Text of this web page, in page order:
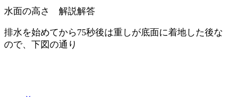
水面の高さ 解説解答
排水を始めてから75秒後は重しが底面に着地した後な
ので、下図の通り